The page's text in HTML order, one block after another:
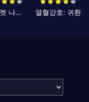
뮤: 포켓 나이츠 열혈강호: 귀환